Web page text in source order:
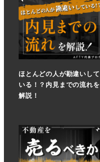
ほとんどの人が勘違いして
いる！？内見までの流れを
解説！